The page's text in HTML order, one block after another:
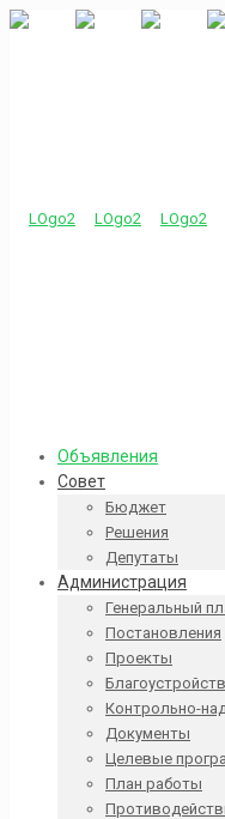
Объявления
Совет
Бюджет
Решения
Депутаты
Администрация
Генеральный
Постановления
Проекты
Контрольно-
Документы
Целевые
План работы